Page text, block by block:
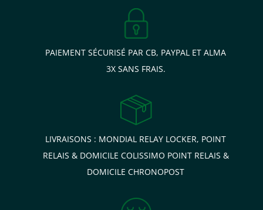
PAIEMENT SÉCURISÉ PAR CB, PAYPAL ET ALMA
3X SANS FRAIS.
LIVRAISONS : MONDIAL RELAY LOCKER, POINT
RELAIS & DOMICILE COLISSIMO POINT RELAIS &
DOMICILE CHRONOPOST